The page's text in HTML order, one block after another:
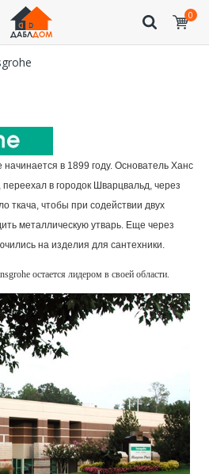
0
в 1899 году. Основатель Ханс
в городок Шварцвальд, через
ткача, чтобы при содействии двух
металлическую утварь. Еще через
на изделия для сантехники.
остается лидером в своей области.